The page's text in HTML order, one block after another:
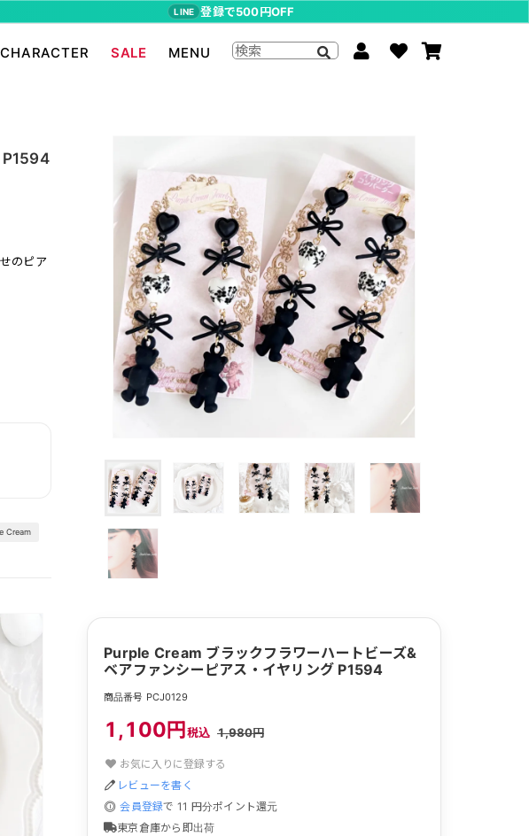
会員０円ノベルティ
エンジェルブルー
スポンジ・ボブ
ムーミン
P-CHAN
キャスパー
アーティストグッズ
SALE MENU
LINE 登録で500円OFF
Purple Cream ブラックフラワーハートビーズ&
ベアファンシーピアス・イヤリング P1594
商品番号 PCJ0129
1,100円税込 1,980円
お気に入りに登録する
レビューを書く
会員登録で 11 円分ポイント還元
東京倉庫から即出荷
P1594
のピア
Cream